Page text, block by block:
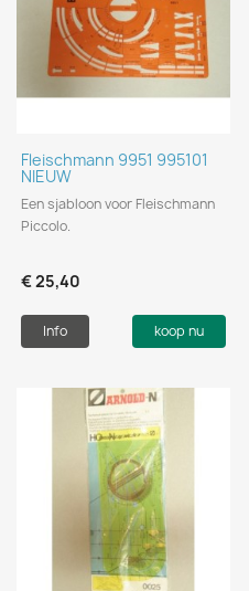
Fleischmann 9951 995101
NIEUW
Een sjabloon voor Fleischmann
Piccolo.
€ 25,40
Info koop nu